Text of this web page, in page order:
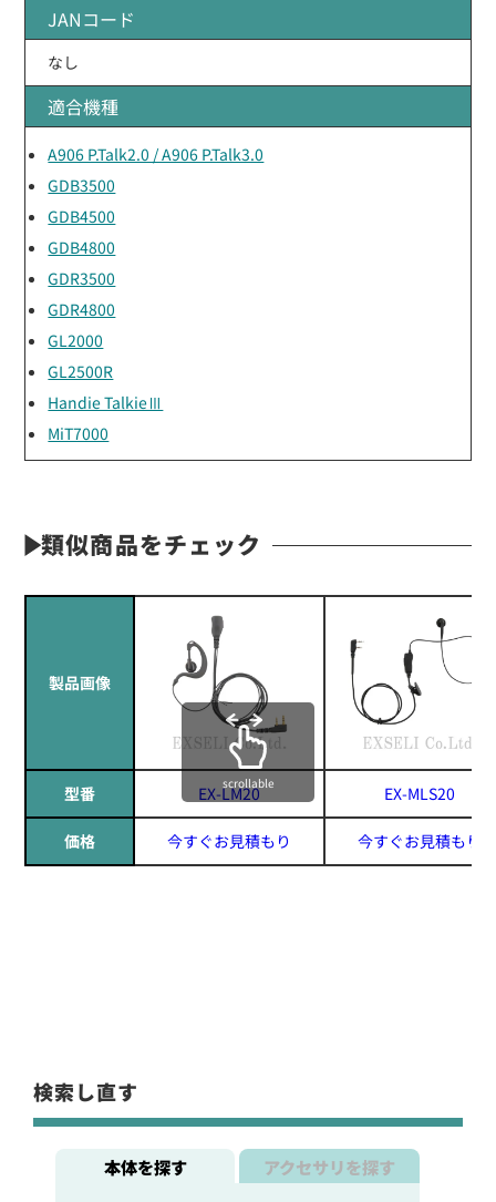
JANコード
なし
適合機種
A906 P.Talk2.0 / A906 P.Talk3.0
GDB3500
GDB4500
GDB4800
GDR3500
GDR4800
GL2000
GL2500R
Handie TalkieⅢ
MiT7000
類似商品をチェック
製品画像
型番 EX-LM20 EX-MLS20
価格 今すぐお見積もり 今すぐお見積もり
scrollable
検索し直す
本体を探す アクセサリを探す